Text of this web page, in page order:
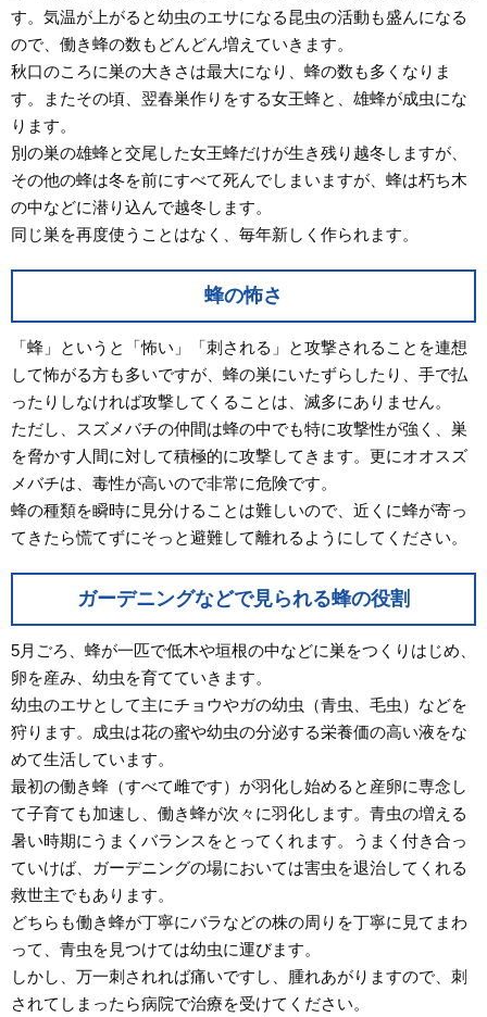
す。気温が上がると幼虫のエサになる昆虫の活動も盛んになる
ので、働き蜂の数もどんどん増えていきます。
秋口のころに巣の大きさは最大になり、蜂の数も多くなりま
す。またその頃、翌春巣作りをする女王蜂と、雄蜂が成虫にな
ります。
別の巣の雄蜂と交尾した女王蜂だけが生き残り越冬しますが、
その他の蜂は冬を前にすべて死んでしまいますが、蜂は朽ち木
の中などに潜り込んで越冬します。
同じ巣を再度使うことはなく、毎年新しく作られます。
蜂の怖さ
「蜂」というと「怖い」「刺される」と攻撃されることを連想
して怖がる方も多いですが、蜂の巣にいたずらしたり、手で払
ったりしなければ攻撃してくることは、滅多にありません。
ただし、スズメバチの仲間は蜂の中でも特に攻撃性が強く、巣
を脅かす人間に対して積極的に攻撃してきます。更にオオスズ
メバチは、毒性が高いので非常に危険です。
蜂の種類を瞬時に見分けることは難しいので、近くに蜂が寄っ
てきたら慌てずにそっと避難して離れるようにしてください。
ガーデニングなどで見られる蜂の役割
5月ごろ、蜂が一匹で低木や垣根の中などに巣をつくりはじめ、
卵を産み、幼虫を育てていきます。
幼虫のエサとして主にチョウやガの幼虫（青虫、毛虫）などを
狩ります。成虫は花の蜜や幼虫の分泌する栄養価の高い液をな
めて生活しています。
最初の働き蜂（すべて雌です）が羽化し始めると産卵に専念し
て子育ても加速し、働き蜂が次々に羽化します。青虫の増える
暑い時期にうまくバランスをとってくれます。うまく付き合っ
ていけば、ガーデニングの場においては害虫を退治してくれる
救世主でもあります。
どちらも働き蜂が丁寧にバラなどの株の周りを丁寧に見てまわ
って、青虫を見つけては幼虫に運びます。
しかし、万一刺されれば痛いですし、腫れあがりますので、刺
されてしまったら病院で治療を受けてください。